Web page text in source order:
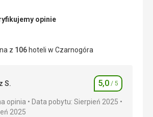
opinie
z 106 hoteli w Czarnogóra
S. Ocena
5,0 / 5
opinia
Data pobytu: Sierpień 2025
2025